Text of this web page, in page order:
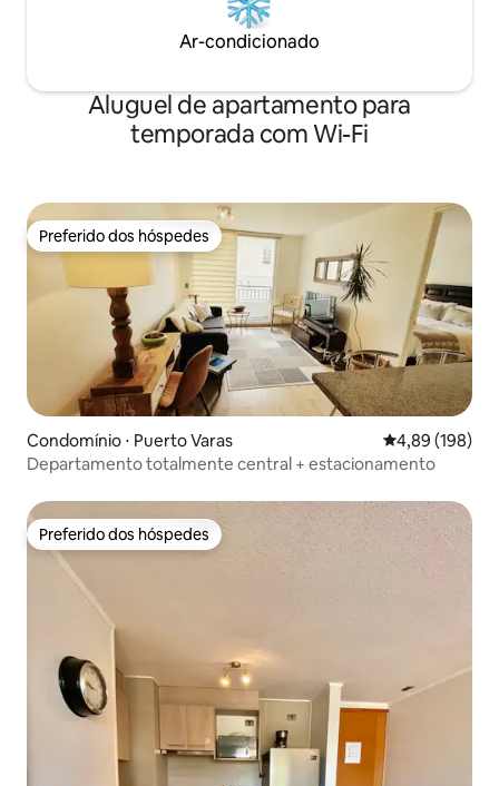
Ar-condicionado
Aluguel de apartamento para
temporada com Wi-Fi
Preferido dos hóspedes
Preferido dos hóspedes
Condomínio ⋅ Puerto Varas 4,89 de uma
4,89 (198)
Departamento totalmente central + estacionamento
Preferido dos hóspedes
Preferido dos hóspedes